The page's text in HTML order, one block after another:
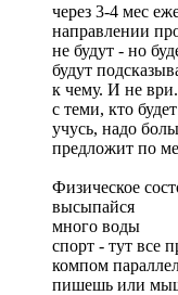
через 3-4 мес
направлении
не будут - но
будут
к чему. И не
с теми, кто
учусь, надо
предложит по
Физическое
высыпайся
много воды
спорт - тут все
компом
пишешь или